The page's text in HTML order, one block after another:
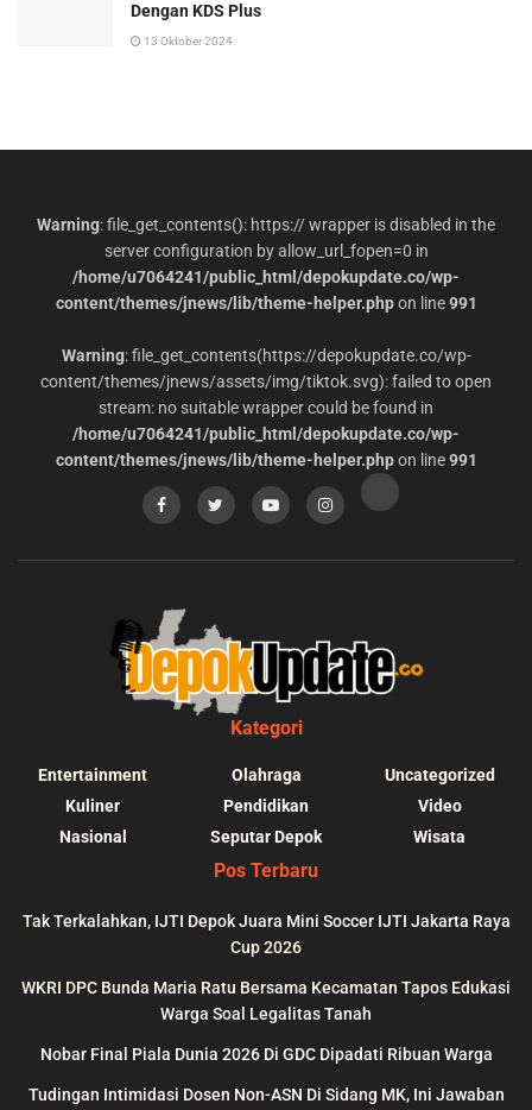
Dengan KDS Plus
13 Oktober 2024
Warning: file_get_contents(): https:// wrapper is disabled in the
server configuration by allow_url_fopen=0 in
/home/u7064241/public_html/depokupdate.co/wp-
content/themes/jnews/lib/theme-helper.phpon line991
Warning: file_get_contents(https://depokupdate.co/wp-
content/themes/jnews/assets/img/tiktok.svg): failed to open
stream: no suitable wrapper could be found in
/home/u7064241/public_html/depokupdate.co/wp-
content/themes/jnews/lib/theme-helper.phpon line991
Kategori
Entertainment
Kuliner
Nasional
Olahraga
Pendidikan
Seputar Depok
Uncategorized
Video
Wisata
Pos Terbaru
Tak Terkalahkan, IJTI Depok Juara Mini Soccer IJTI Jakarta Raya
Cup 2026
WKRI DPC Bunda Maria Ratu Bersama Kecamatan Tapos Edukasi
Warga Soal Legalitas Tanah
Nobar Final Piala Dunia 2026 Di GDC Dipadati Ribuan Warga
Tudingan Intimidasi Dosen Non-ASN Di Sidang MK, Ini Jawaban
depokupdate.co/wp-
line
:
content/themes/
could be found in